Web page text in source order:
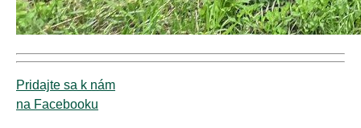
Pridajte sa k nám
na Facebooku